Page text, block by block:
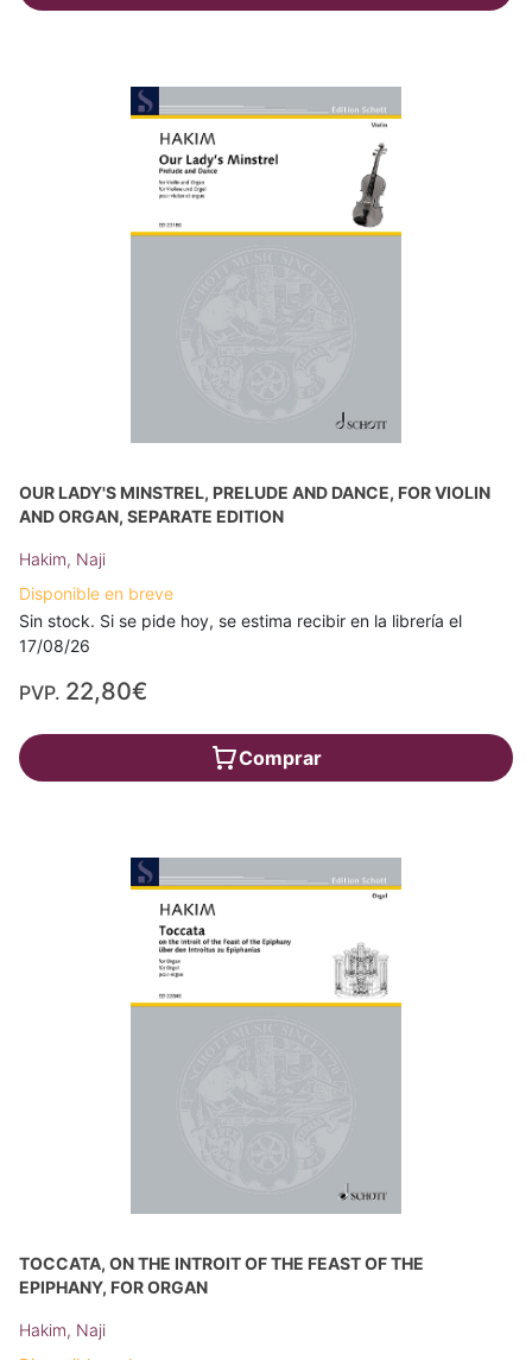
OUR LADY'S MINSTREL, PRELUDE AND DANCE, FOR VIOLIN
AND ORGAN, SEPARATE EDITION
Hakim, Naji
Disponible en breve
Sin stock. Si se pide hoy, se estima recibir en la librería el
17/08/26
PVP. 22,80€
Comprar
TOCCATA, ON THE INTROIT OF THE FEAST OF THE
EPIPHANY, FOR ORGAN
Hakim, Naji